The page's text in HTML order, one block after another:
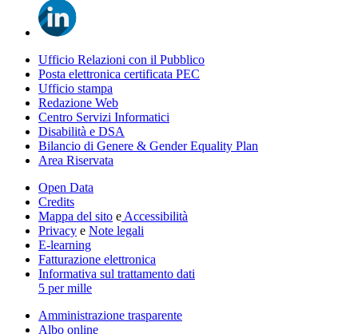
Ufficio Relazioni con il Pubblico
Posta elettronica certificata PEC
Ufficio stampa
Redazione Web
Centro Servizi Informatici
Disabilità e DSA
Bilancio di Genere & Gender Equality Plan
Area Riservata
Open Data
Credits
Mappa del sito e Accessibilità
Privacy e Note legali
E-learning
Fatturazione elettronica
Informativa sul trattamento dati
5 per mille
Amministrazione trasparente
Albo online